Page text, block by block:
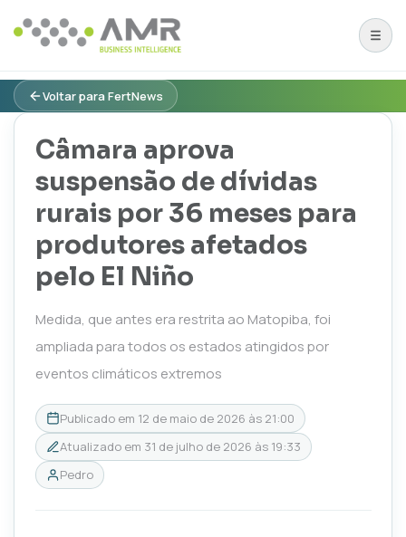
Voltar para FertNews
Câmara aprova
suspensão de dívidas
rurais por 36 meses para
produtores afetados
pelo El Niño
Medida, que antes era restrita ao Matopiba, foi
ampliada para todos os estados atingidos por
eventos climáticos extremos
Publicado em 12 de maio de 2026 às 21:00
Atualizado em 31 de julho de 2026 às 19:33
Pedro